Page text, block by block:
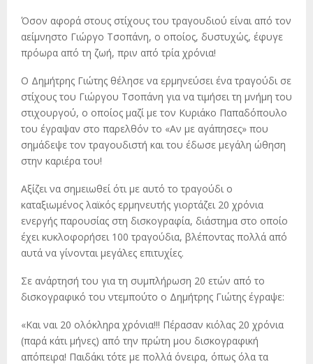
Όσον αφορά στους στίχους του τραγουδιού είναι από τον
αείμνηστο Γιώργο Τσοπάνη, ο οποίος, δυστυχώς, έφυγε
πρόωρα από τη ζωή, πριν από τρία χρόνια!
Ο Δημήτρης Γιώτης θέλησε να ερμηνεύσει ένα τραγούδι σε
στίχους του Γιώργου Τσοπάνη για να τιμήσει τη μνήμη του
στιχουργού, ο οποίος μαζί με τον Κυριάκο Παπαδόπουλο
του έγραψαν στο παρελθόν το «Αν με αγάπησες» που
σημάδεψε τον τραγουδιστή και του έδωσε μεγάλη ώθηση
στην καριέρα του!
Αξίζει να σημειωθεί ότι με αυτό το τραγούδι ο
καταξιωμένος λαϊκός ερμηνευτής γιορτάζει 20 χρόνια
ενεργής παρουσίας στη δισκογραφία, διάστημα στο οποίο
έχει κυκλοφορήσει 100 τραγούδια, βλέποντας πολλά από
αυτά να γίνονται μεγάλες επιτυχίες.
Σε ανάρτησή του για τη συμπλήρωση 20 ετών από το
δισκογραφικό του ντεμπούτο ο Δημήτρης Γιώτης έγραψε:
«Και ναι 20 ολόκληρα χρόνια!!! Πέρασαν κιόλας 20 χρόνια
(παρά κάτι μήνες) από την πρώτη μου δισκογραφική
απόπειρα! Παιδάκι τότε με πολλά όνειρα, όπως όλα τα